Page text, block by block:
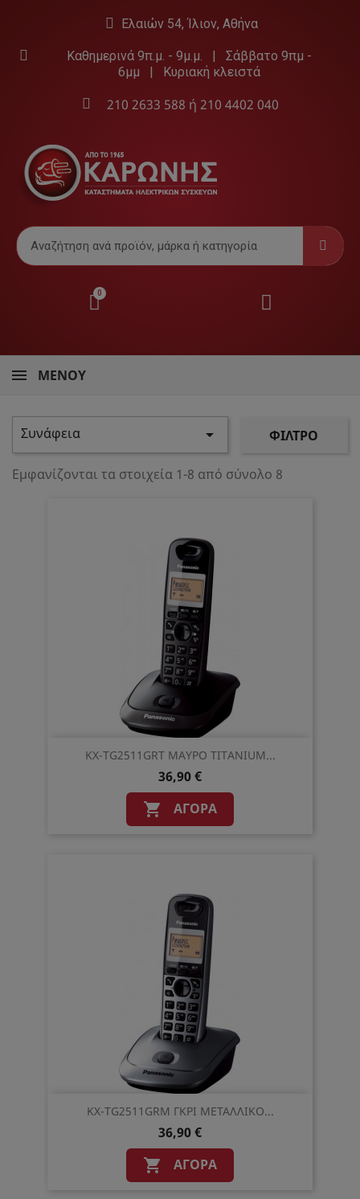
Ελαιών 54, Ίλιον, Αθήνα
Καθημερινά 9π.μ. - 9μ.μ. | Σάββατο 9πμ -
6μμ | Κυριακή κλειστά
210 2633 588 ή 210 4402 040
ΜΕΝΟΎ
Συνάφεια  ΦΊΛΤΡΟ
Εμφανίζονται τα στοιχεία 1-8 από σύνολο 8
KX-TG2511GRT ΜΑΥΡΟ TITANIUM...
36,90 €
 ΑΓΟΡΆ
KX-TG2511GRM ΓΚΡΙ ΜΕΤΑΛΛΙΚΟ...
36,90 €
 ΑΓΟΡΆ